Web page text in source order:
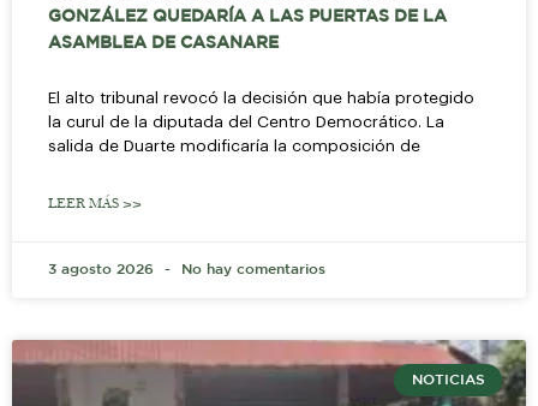
GONZÁLEZ QUEDARÍA A LAS PUERTAS DE LA
ASAMBLEA DE CASANARE
El alto tribunal revocó la decisión que había protegido
la curul de la diputada del Centro Democrático. La
salida de Duarte modificaría la composición de
LEER MÁS >>
3 agosto 2026 No hay comentarios
NOTICIAS